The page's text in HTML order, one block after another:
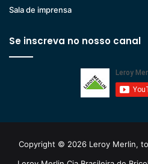
Sala de imprensa
Se inscreva no nosso canal
Copyright © 2026 Leroy Merlin,